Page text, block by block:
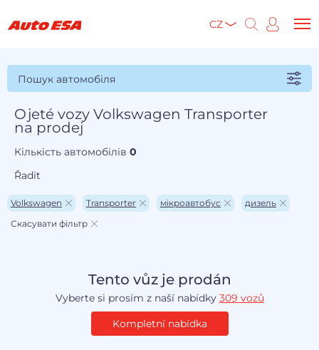
CZ
Пошук автомобіля
Ojeté vozy Volkswagen Transporter
na prodej
Кількість автомобілів0
Řadit
Volkswagen Transporter мікроавтобус
дизель
Скасувати фільтр
Tento vůz je prodán
Vyberte si prosím z naší nabídky 309 vozů
Kompletní nabídka